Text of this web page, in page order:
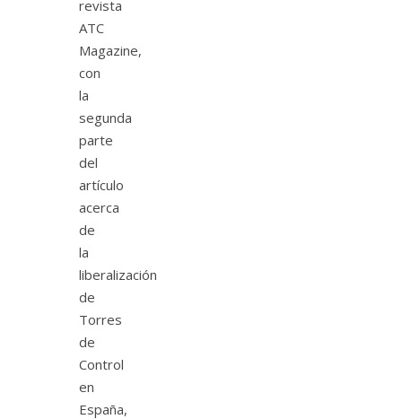
revista
ATC
Magazine,
con
la
segunda
parte
del
artículo
acerca
de
la
liberalización
de
Torres
de
Control
en
España,